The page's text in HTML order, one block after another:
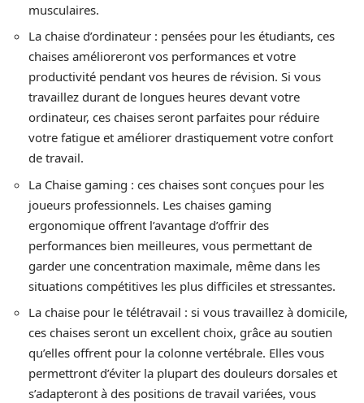
musculaires.
La chaise d’ordinateur : pensées pour les étudiants, ces
chaises amélioreront vos performances et votre
productivité pendant vos heures de révision. Si vous
travaillez durant de longues heures devant votre
ordinateur, ces chaises seront parfaites pour réduire
votre fatigue et améliorer drastiquement votre confort
de travail.
La Chaise gaming : ces chaises sont conçues pour les
joueurs professionnels. Les chaises gaming
ergonomique offrent l’avantage d’offrir des
performances bien meilleures, vous permettant de
garder une concentration maximale, même dans les
situations compétitives les plus difficiles et stressantes.
La chaise pour le télétravail : si vous travaillez à domicile,
ces chaises seront un excellent choix, grâce au soutien
qu’elles offrent pour la colonne vertébrale. Elles vous
permettront d’éviter la plupart des douleurs dorsales et
s’adapteront à des positions de travail variées, vous